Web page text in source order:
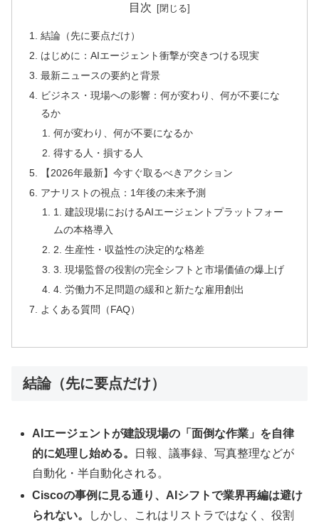
目次
結論（先に要点だけ）
はじめに：AIエージェント衝撃が突きつける現実
最新ニュースの要約と背景
ビジネス・現場への影響：何が変わり、何が不要にな
るか
何が変わり、何が不要になるか
得する人・損する人
【2026年最新】今すぐ取るべきアクション
アナリストの視点：1年後の未来予測
1. 建設現場におけるAIエージェントプラットフォー
ムの本格導入
2. 生産性・収益性の決定的な格差
3. 現場監督の役割の完全シフトと市場価値の爆上げ
4. 労働力不足問題の緩和と新たな雇用創出
よくある質問（FAQ）
結論（先に要点だけ）
AIエージェントが建設現場の「面倒な作業」を自律
的に処理し始める。
日報、議事録、写真整理などが
自動化・半自動化される。
Ciscoの事例に見る通り、AIシフトで業界再編は避け
られない。
しかし、これはリストラではなく、役割